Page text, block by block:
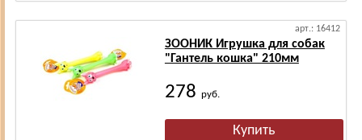
арт.: 16412
ЗООНИК Игрушка для собак
"Гантель кошка" 210мм
278 руб.